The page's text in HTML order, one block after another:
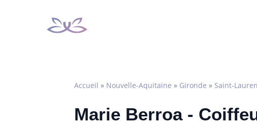
Accueil » Nouvelle-Aquitaine » Gironde » Saint-
Marie Berroa -